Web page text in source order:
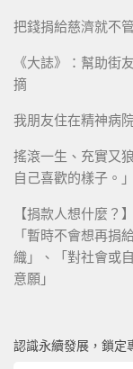
把錢捐給慈濟就不
《大誌》：幫助街
摘
我朋友住在精神病
搖滾一生、充實又
自己喜歡的樣子。」
【捐款人想什麼？
「暫時不會想再捐
織」、「對社會或
意願」
認識永續發展，鎖定